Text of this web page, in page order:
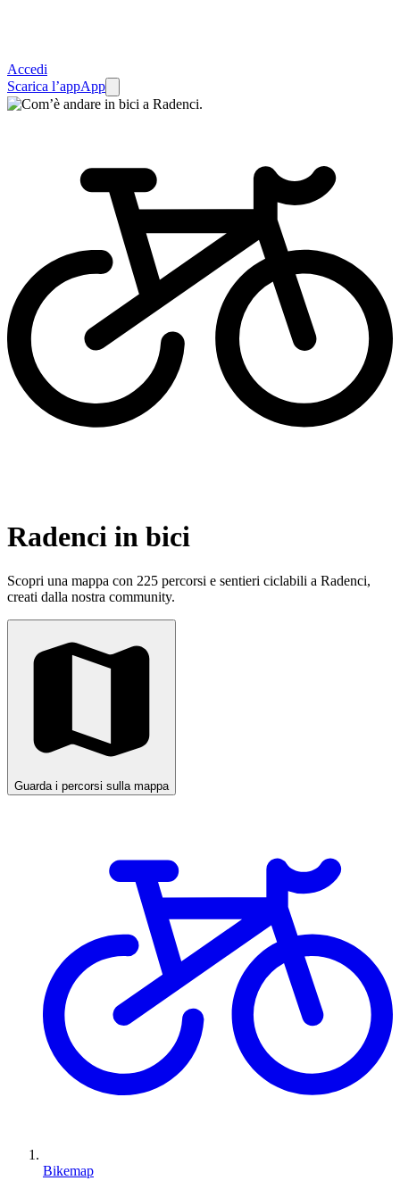
Accedi
Scarica l’appApp
Radenci in bici
Scopri una mappa con 225 percorsi e sentieri ciclabili a Radenci,
creati dalla nostra community.
Guarda i percorsi sulla mappa
Bikemap